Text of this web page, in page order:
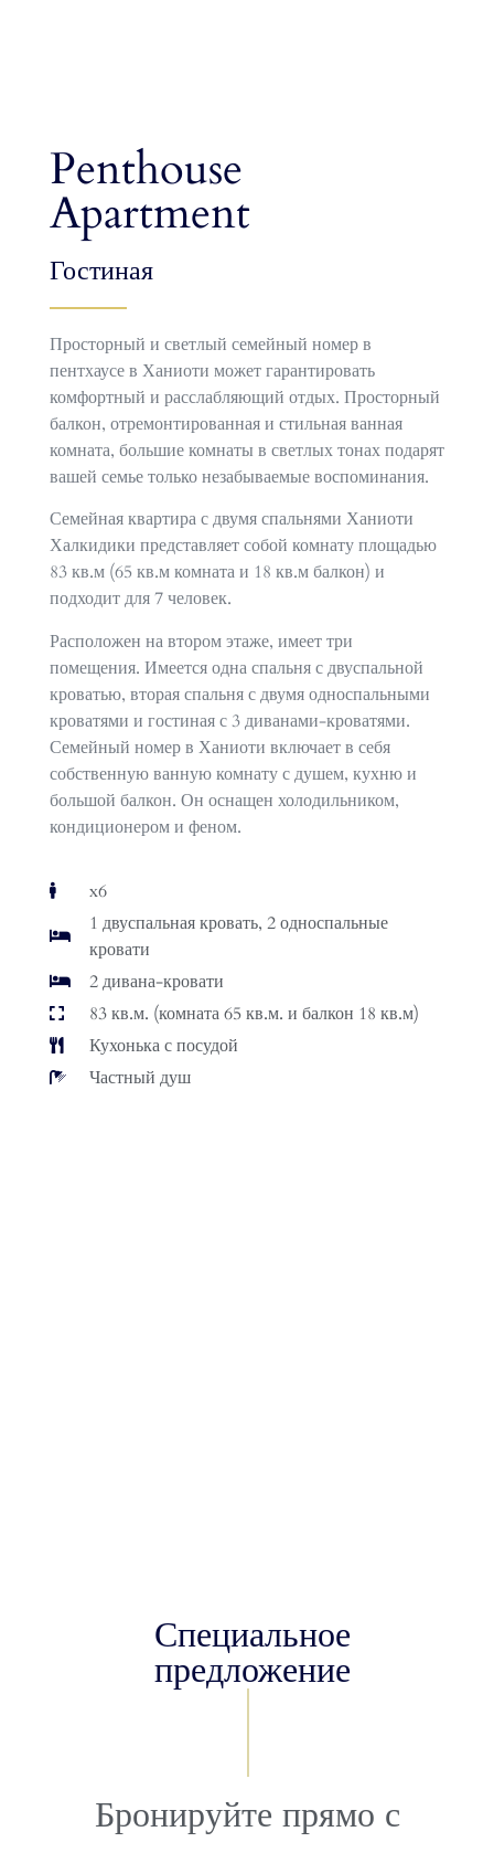
Penthouse
Apartment
Гостиная
Просторный и светлый семейный номер в
пентхаусе в Ханиоти может гарантировать
комфортный и расслабляющий отдых. Просторный
балкон, отремонтированная и стильная ванная
комната, большие комнаты в светлых тонах подарят
вашей семье только незабываемые воспоминания.
Семейная квартира с двумя спальнями Ханиоти
Халкидики представляет собой комнату площадью
83 кв.м (65 кв.м комната и 18 кв.м балкон) и
подходит для 7 человек.
Расположен на втором этаже, имеет три
помещения. Имеется одна спальня с двуспальной
кроватью, вторая спальня с двумя односпальными
кроватями и гостиная с 3 диванами-кроватями.
Семейный номер в Ханиоти включает в себя
собственную ванную комнату с душем, кухню и
большой балкон. Он оснащен холодильником,
кондиционером и феном.
x6
1 двуспальная кровать, 2 односпальные
кровати
2 дивана-кровати
83 кв.м. (комната 65 кв.м. и балкон 18 кв.м)
Кухонька с посудой
Частный душ
Специальное
предложение
Бронируйте прямо с